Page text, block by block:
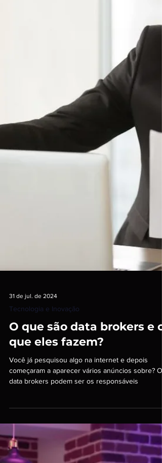
31 de jul. de 2024
Tecnologia e Inovação
O que são data brokers e o
Você já pesquisou algo na internet e depois
data brokers podem ser os responsáveis